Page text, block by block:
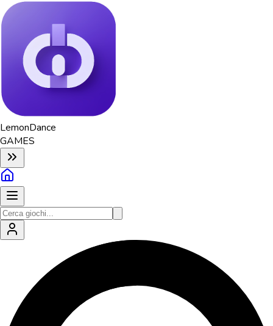
LemonDance
GAMES